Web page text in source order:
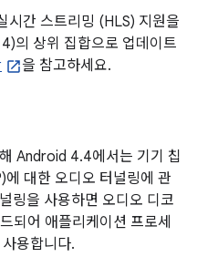
시간 스트리밍 (HLS) 지원을
의 상위 집합으로 업데이트
을 참고하세요.
Android 4.4에서는 기기 칩
대한 오디오 터널링에 관
링을 사용하면 오디오 디코
되어 애플리케이션 프로세
용합니다.